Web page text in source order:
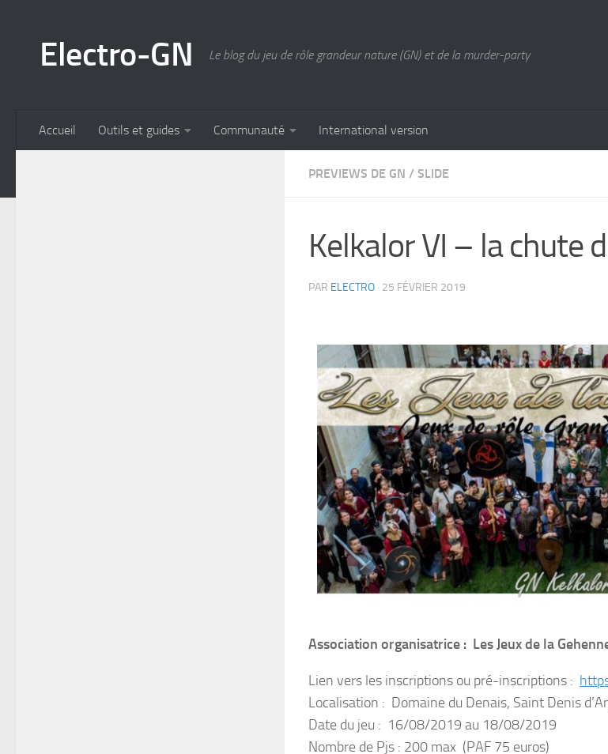
Electro-GN Le blog du jeu de rôle grandeur nature (GN) et de la murder-party
Accueil Outils et guides Communauté International version
PREVIEWS DE GN / SLIDE
Kelkalor VI – la chute
PAR ELECTRO · 25 FÉVRIER 2019
Association organisatrice : Les Jeux de la
Lien vers les inscriptions ou pré-inscriptions :
Localisation : Domaine du Denais, Saint Denis
Date du jeu : 16/08/2019 au 18/08/2019
Nombre de Pjs : 200 max (PAF 75 euros)